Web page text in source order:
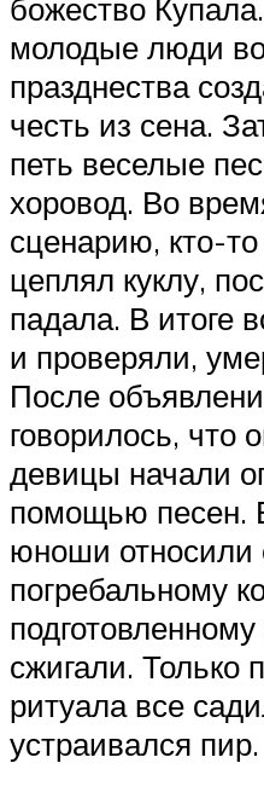
божество
молодые люди
празднества
честь из сена.
петь веселые
хоровод. Во
сценарию, кто-
цеплял куклу,
падала. В итоге
и проверяли,
После
говорилось, что
девицы начали
помощью песен.
юноши относили
погребальному
сжигали. Только
ритуала все
устраивался пир.